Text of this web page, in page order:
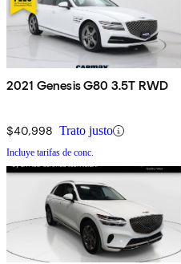
2021 Genesis G80 3.5T RWD
$40,998 Trato justo
Incluye tarifas de conc.